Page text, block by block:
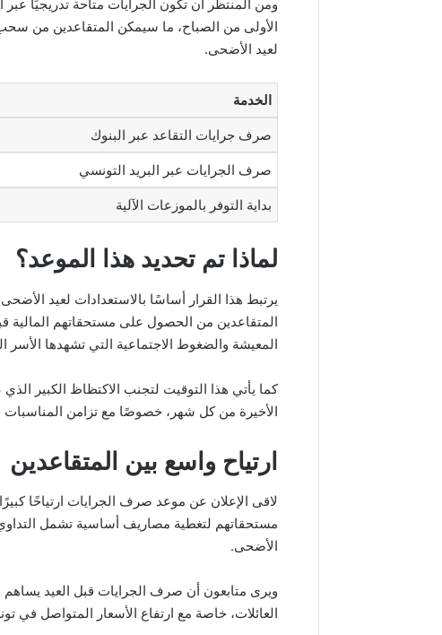
ومن المنتظر أن تكون الجرايات متاحة تدريجيًا عبر
الأولى من الصباح، ما سيمكن المتقاعدين من
لعيد الأضحى.
الخدمة
صرف جرايات التقاعد عبر البنوك
صرف الجرايات عبر البريد التونسي
بداية التوفر بالموزعات الآلية
لماذا تم تحديد هذا الموعد؟
يرتبط هذا القرار أساسًا بالاستعدادات لعيد
المتقاعدين من الحصول على مستحقاتهم المالية
المعيشة والضغوط الاجتماعية التي تشهدها الأسر
كما يأتي هذا التوقيت لتجنب الاكتظاظ الكبير
الأخيرة من كل شهر، خصوصًا مع تزامن المناسبات
ارتياح واسع بين المتقاعدين
لاقى الإعلان عن موعد صرف الجرايات ارتياحًا
مستحقاتهم لتغطية مصاريف أساسية تشمل
الأضحى.
ويرى متابعون أن صرف الجرايات قبل العيد
العائلات، خاصة مع ارتفاع الأسعار المتواصل في